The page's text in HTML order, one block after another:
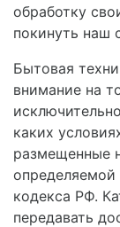
обработку
покинуть наш
Бытовая
внимание на
каких
размещенные
кодекса РФ.
передавать